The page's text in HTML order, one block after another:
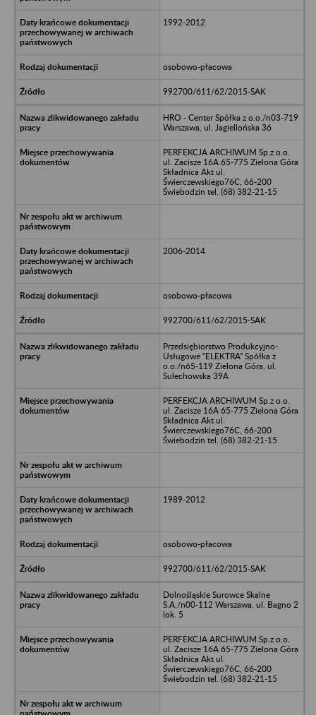
1992-2012
osobowo-płacowa
992700/611/62/2015-SAK
HRO - Center Spółka z o.o./n03-719
Warszawa, ul. Jagiellońska 36
PERFEKCJA ARCHIWUM Sp.z o.o.
ul. Zacisze 16A 65-775 Zielona Góra
Składnica Akt ul.
Świerczewskiego76C, 66-200
Świebodzin tel. (68) 382-21-15
2006-2014
osobowo-płacowa
992700/611/62/2015-SAK
Przedsiębiorstwo Produkcyjno-
Usługowe "ELEKTRA" Spółka z
o.o./n65-119 Zielona Góra, ul.
Sulechowska 39A
PERFEKCJA ARCHIWUM Sp.z o.o.
ul. Zacisze 16A 65-775 Zielona Góra
Składnica Akt ul.
Świerczewskiego76C, 66-200
Świebodzin tel. (68) 382-21-15
1989-2012
osobowo-płacowa
992700/611/62/2015-SAK
Dolnośląskie Surowce Skalne
S.A./n00-112 Warszawa, ul. Bagno 2
lok. 5
PERFEKCJA ARCHIWUM Sp.z o.o.
ul. Zacisze 16A 65-775 Zielona Góra
Składnica Akt ul.
Świerczewskiego76C, 66-200
Świebodzin tel. (68) 382-21-15